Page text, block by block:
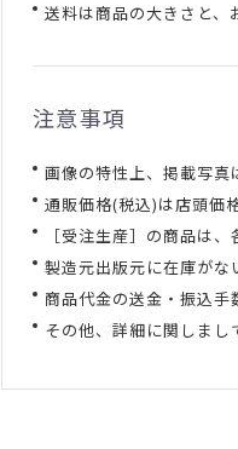
送料は商品の大きさと、
注意事項
画像の特性上、掲載写真
通販価格(税込)は店頭価
［受注生産］の商品は
製造元出版元に在庫がな
商品代金の送金・振込手
その他、詳細に関しまし